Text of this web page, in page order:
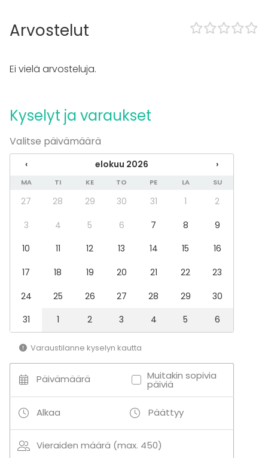
Musiikki kovalla OK
Illallinen / lounas
Seminaari / konferenssi
Messut
Esitys / näytös
Virkistystilaisuus
Mökkireissu / retriitti
Elämys / aktiviteetti
Pikkujoulut
Tilatyypit
Ravintola
Lisätietoa aktiviteeteista
Saaristobaarin yksityistilaisuudet hinnoitellaan
myyntitakuulla, jonka täyttyessä erillistä tilavuokraa ei
veloiteta. Toteutuneen myynnin jäädessä alle
sovitun myyntitakuun, veloitetaan erotus
tilavuokrana.
päältä tilatut tarjoilut. Myyntitakuun määrä saattaa
Arvostelut
Ei vielä arvosteluja.
Kyselyt ja varaukset
Valitse päivämäärä
‹ elokuu 2026 ›
MA TI KE TO PE LA SU
27 28 29 30 31 1
2
3
4 5 6 7 8
9
10
11 12 13 14 15
16
17
18 19 20 21 22
23
24
25 26 27 28 29
30
31
1 2 3 4 5 6
Varaustilanne kyselyn kautta
Päivämäärä Muitakin sopivia
päiviä
Alkaa Päättyy
Vieraiden määrä (max. 450)